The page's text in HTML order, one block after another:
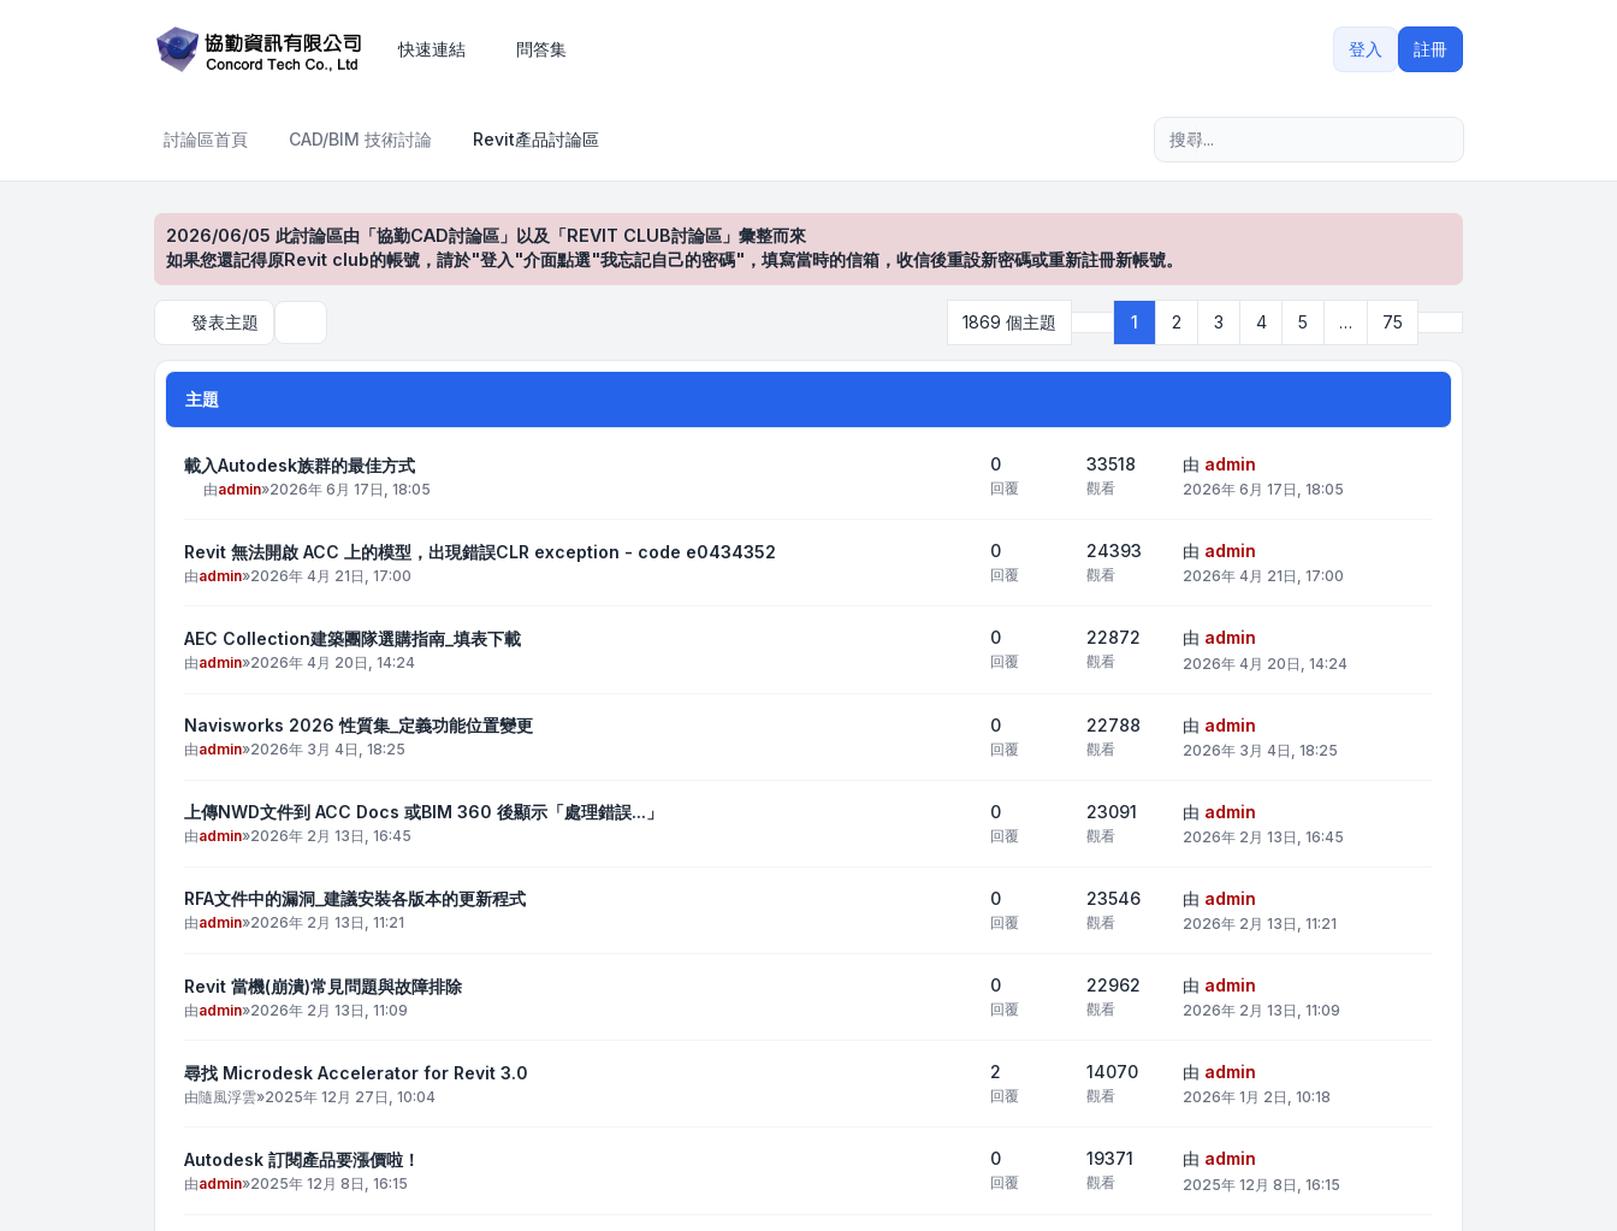
快速連結 問答集 登入 註冊
討論區首頁 CAD/BIM 技術討論 Revit產品討論區
2026/06/05 此討論區由「協勤CAD討論區」以及「REVIT CLUB討論區」彙整而來
如果您還記得原Revit club的帳號，請於"登入"介面點選"我忘記自己的密碼"，填寫當時的信箱，收信後重設新密碼或重新註冊新帳號。
發表主題 1869 個主題 第1 頁 (共 75 頁)
1 2 3 4 5 … 75
主題
載入Autodesk族群的最佳方式
由admin»2026年 6月 17日, 18:05
0
回覆
33518
觀看
由 admin
2026年 6月 17日, 18:05
Revit 無法開啟 ACC 上的模型，出現錯誤CLR exception - code e0434352
由admin»2026年 4月 21日, 17:00
0
回覆
24393
觀看
由 admin
2026年 4月 21日, 17:00
AEC Collection建築團隊選購指南_填表下載
由admin»2026年 4月 20日, 14:24
0
回覆
22872
觀看
由 admin
2026年 4月 20日, 14:24
Navisworks 2026 性質集_定義功能位置變更
由admin»2026年 3月 4日, 18:25
0
回覆
22788
觀看
由 admin
2026年 3月 4日, 18:25
上傳NWD文件到 ACC Docs 或BIM 360 後顯示「處理錯誤...」
由admin»2026年 2月 13日, 16:45
0
回覆
23091
觀看
由 admin
2026年 2月 13日, 16:45
RFA文件中的漏洞_建議安裝各版本的更新程式
由admin»2026年 2月 13日, 11:21
0
回覆
23546
觀看
由 admin
2026年 2月 13日, 11:21
Revit 當機(崩潰)常見問題與故障排除
由admin»2026年 2月 13日, 11:09
0
回覆
22962
觀看
由 admin
2026年 2月 13日, 11:09
尋找 Microdesk Accelerator for Revit 3.0
由隨風浮雲»2025年 12月 27日, 10:04
2
回覆
14070
觀看
由 admin
2026年 1月 2日, 10:18
Autodesk 訂閱產品要漲價啦！
由admin»2025年 12月 8日, 16:15
0
回覆
19371
觀看
由 admin
2025年 12月 8日, 16:15